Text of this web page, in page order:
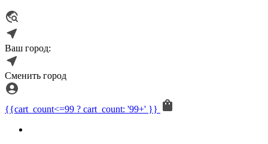
Ваш город:
Сменить город
{{cart_count<=99 ? cart_count: '99+' }}